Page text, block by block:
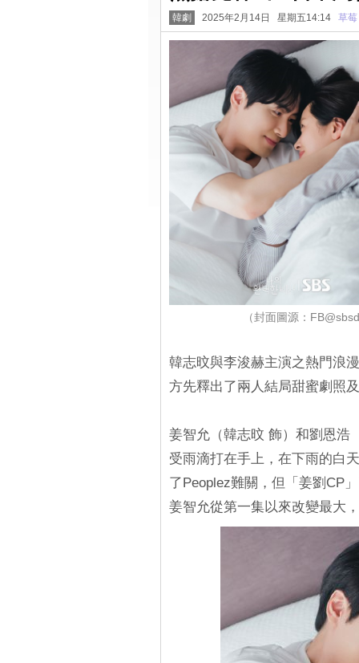
韓劇 2025年2月14日 星期五14:14 草莓
（封面圖源：
韓志旼與李浚赫主演之熱門浪
方先釋出了兩人結局甜蜜劇照
姜智允（韓志旼 飾）和劉恩浩
受雨滴打在手上，在下雨的白
了Peoplez難關，但「姜劉CP
姜智允從第一集以來改變最大